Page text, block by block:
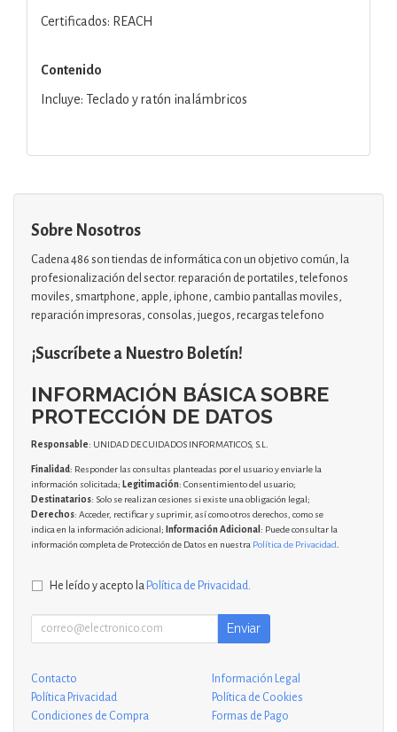
Certificados: REACH
Contenido
Incluye: Teclado y ratón inalámbricos
Sobre Nosotros
Cadena 486 son tiendas de informática con un objetivo común, la
profesionalización del sector. reparación de portatiles, telefonos
moviles, smartphone, apple, iphone, cambio pantallas moviles,
reparación impresoras, consolas, juegos, recargas telefono
¡Suscríbete a Nuestro Boletín!
INFORMACIÓN BÁSICA SOBRE
PROTECCIÓN DE DATOS
Responsable: UNIDAD DE CUIDADOS INFORMATICOS, S.L.
Finalidad: Responder las consultas planteadas por el usuario y enviarle la
información solicitada; Legitimación: Consentimiento del usuario;
Destinatarios: Solo se realizan cesiones si existe una obligación legal;
Derechos: Acceder, rectificar y suprimir, así como otros derechos, como se
indica en la información adicional; Información Adicional : Puede consultar la
información completa de Protección de Datos en nuestra Política de Privacidad
He leído y acepto la Política de Privacidad
Enviar
Contacto
Información Legal
Política Privacidad
Política de Cookies
Condiciones de Compra
Formas de Pago